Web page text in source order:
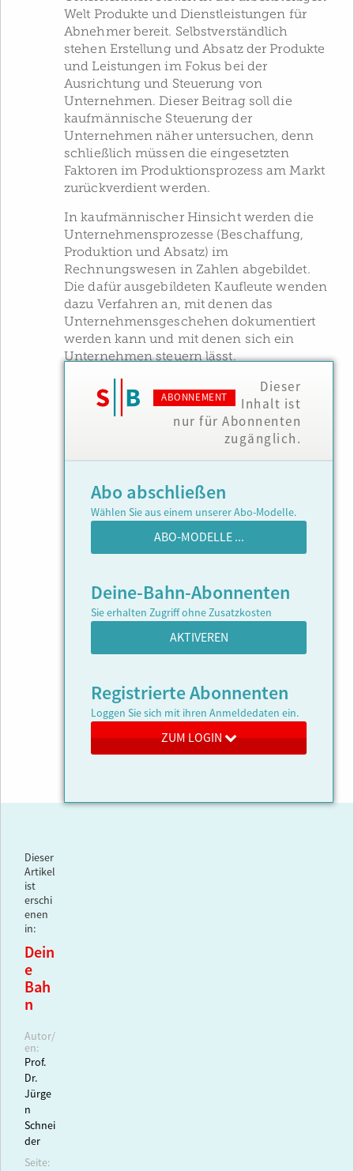
Welt Produkte und Dienstleistungen für
Abnehmer bereit. Selbstverständlich
stehen Erstellung und Absatz der Produkte
und Leistungen im Fokus bei der
Ausrichtung und Steuerung von
Unternehmen. Dieser Beitrag soll die
kaufmännische Steuerung der
Unternehmen näher untersuchen, denn
schließlich müssen die eingesetzten
Faktoren im Produktionsprozess am Markt
zurückverdient werden.
In kaufmännischer Hinsicht werden die
Unternehmensprozesse (Beschaffung,
Produktion und Absatz) im
Rechnungswesen in Zahlen abgebildet.
Die dafür ausgebildeten Kaufleute wenden
dazu Verfahren an, mit denen das
Unternehmensgeschehen dokumentiert
werden kann und mit denen sich ein
Unternehmen steuern lässt.
ABONNEMENT
Dieser
Inhalt ist
nur für Abonnenten
zugänglich.
Abo abschließen
Wählen Sie aus einem unserer Abo-Modelle.
ABO-MODELLE ...
Deine-Bahn-Abonnenten
Sie erhalten Zugriff ohne Zusatzkosten
AKTIVEREN
Registrierte Abonnenten
Loggen Sie sich mit ihren Anmeldedaten ein.
ZUM LOGIN
Dieser
Artikel
ist
erschi
enen
in:
Dein
e
Bah
n
Autor/
en:
Prof.
Dr.
Jürge
n
Schnei
der
Seite: